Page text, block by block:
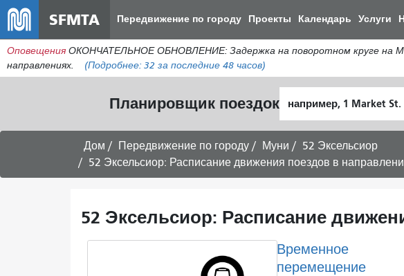
SFMTA Передвижение по городу Проекты Календарь Услуги
Оповещения ОКОНЧАТЕЛЬНОЕ ОБНОВЛЕНИЕ: Задержка на поворотном круге на
направлениях.
(Подробнее: 32 за последние 48 часов)
Планировщик поездок местоположение
Дом Передвижение по городу Муни
52 Эксельсиор
52 Эксельсиор: Расписание движения поездов в
52 Эксельсиор: Расписание
Временное
перемещение